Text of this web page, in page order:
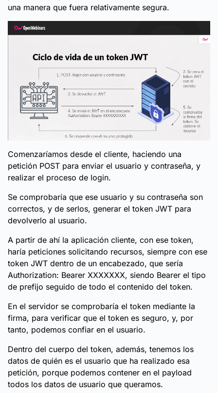
una manera que fuera relativamente segura.
Comenzaríamos desde el cliente, haciendo una
petición POST para enviar el usuario y contraseña, y
realizar el proceso de login.
Se comprobaría que ese usuario y su contraseña son
correctos, y de serlos, generar el token JWT para
devolverlo al usuario.
A partir de ahí la aplicación cliente, con ese token,
haría peticiones solicitando recursos, siempre con ese
token JWT dentro de un encabezado, que sería
Authorization: Bearer XXXXXXX, siendo Bearer el tipo
de prefijo seguido de todo el contenido del token.
En el servidor se comprobaría el token mediante la
firma, para verificar que el token es seguro, y, por
tanto, podemos confiar en el usuario.
Dentro del cuerpo del token, además, tenemos los
datos de quién es el usuario que ha realizado esa
petición, porque podemos contener en el payload
todos los datos de usuario que queramos.